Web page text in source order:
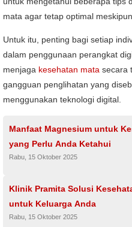
mata agar tetap optimal
Untuk itu, penting bagi setiap
dalam penggunaan perangkat
menjaga kesehatan mata secara
gangguan penglihatan yang
menggunakan teknologi digital.
Manfaat Magnesium untuk
yang Perlu Anda Ketahui
Rabu, 15 Oktober 2025
Klinik Pramita Solusi
untuk Keluarga Anda
Rabu, 15 Oktober 2025